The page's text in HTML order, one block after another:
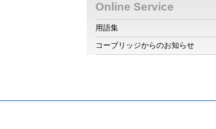
Online Service
用語集
コーブリッジからのお知らせ